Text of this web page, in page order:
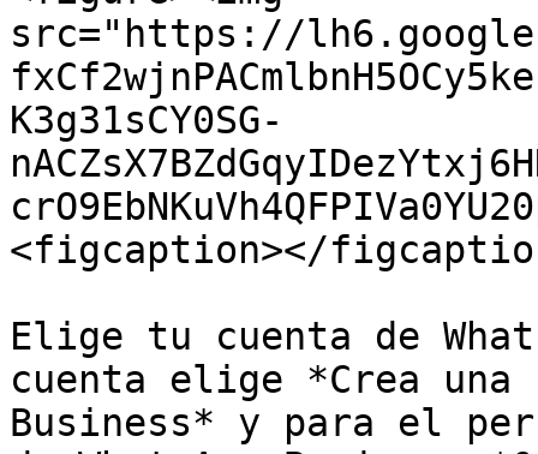
src="https://
K3g31sCY0SG-
<figcaption></
Elige tu cuenta de
cuenta elige *Crea una
Business* y para el